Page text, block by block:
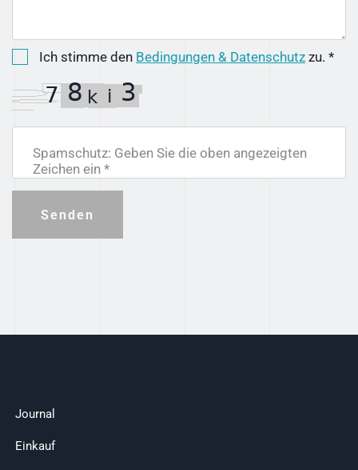
Ich stimme den Bedingungen & Datenschutz zu. *
Spamschutz: Geben Sie die oben angezeigten
Zeichen ein *
Senden
Journal
Einkauf